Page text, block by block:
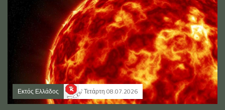
Εκτός Ελλάδος Τετάρτη 08.07.2026